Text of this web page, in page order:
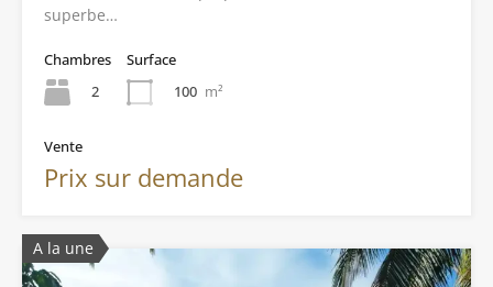
superbe…
Chambres
2
Surface
100 m²
Vente
Prix sur demande
A la une